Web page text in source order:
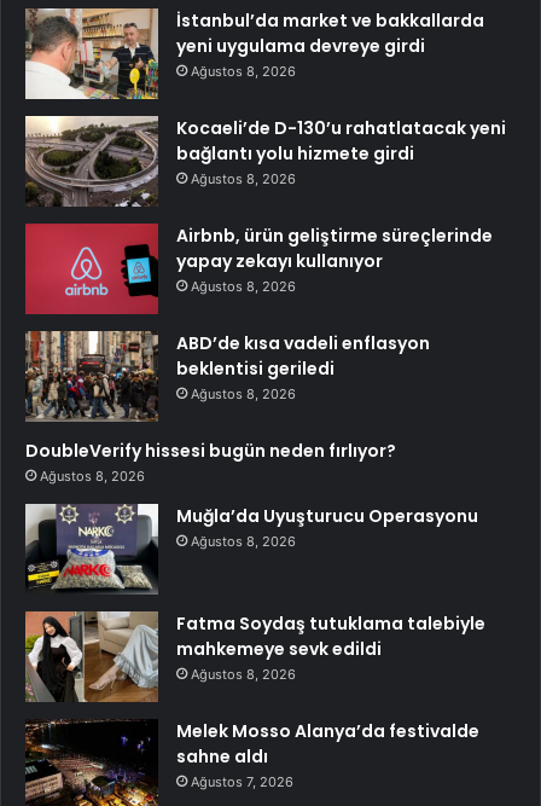
İstanbul’da market ve bakkallarda
yeni uygulama devreye girdi
Ağustos 8, 2026
Kocaeli’de D-130’u rahatlatacak yeni
bağlantı yolu hizmete girdi
Ağustos 8, 2026
Airbnb, ürün geliştirme süreçlerinde
yapay zekayı kullanıyor
Ağustos 8, 2026
ABD’de kısa vadeli enflasyon
beklentisi geriledi
Ağustos 8, 2026
DoubleVerify hissesi bugün neden fırlıyor?
Ağustos 8, 2026
Muğla’da Uyuşturucu Operasyonu
Ağustos 8, 2026
Fatma Soydaş tutuklama talebiyle
mahkemeye sevk edildi
Ağustos 8, 2026
Melek Mosso Alanya’da festivalde
sahne aldı
Ağustos 7, 2026